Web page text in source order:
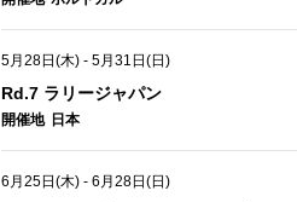
5月28日(木) - 5月31日(日)
Rd.7 ラリージャパン
開催地 日本
6月25日(木) - 6月28日(日)